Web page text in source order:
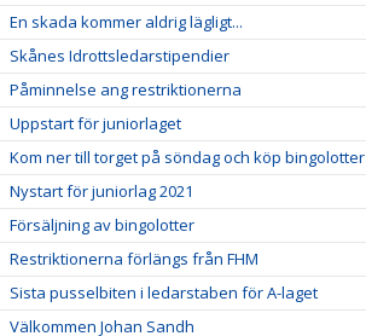
En skada kommer aldrig lägligt...
Skånes Idrottsledarstipendier
Påminnelse ang restriktionerna
Uppstart för juniorlaget
Kom ner till torget på söndag och köp bingolotter
Nystart för juniorlag 2021
Försäljning av bingolotter
Restriktionerna förlängs från FHM
Sista pusselbiten i ledarstaben för A-laget
Välkommen Johan Sandh